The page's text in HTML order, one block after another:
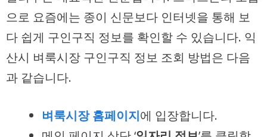
으로 요즘에는 종이 신문보다 인터넷을 통해 보
다 쉽게 구인구직 정보를 확인할 수 있습니다. 익
산시 벼룩시장 구인구직 정보 조회 방법은 다음
과 같습니다.
벼룩시장 홈페이지에 입장합니다.